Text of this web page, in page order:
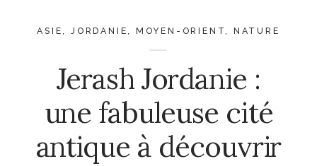
ASIE ,JORDANIE MOYEN-ORIENT NATURE
Jerash Jordanie :
une fabuleuse cité
antique à découvrir